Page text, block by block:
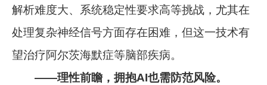
解析难度大、系统稳定性要求高等挑战，尤其在
处理复杂神经信号方面存在困难，但这一技术有
望治疗阿尔茨海默症等脑部疾病。
——理性前瞻，拥抱AI也需防范风险。